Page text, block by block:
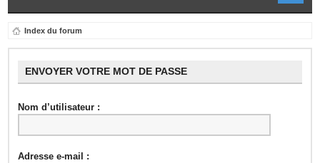
Index du forum
ENVOYER VOTRE MOT DE PASSE
Nom d’utilisateur :
Adresse e-mail :